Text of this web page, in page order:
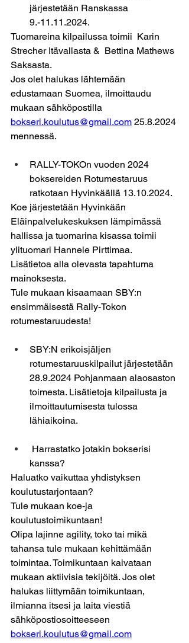
järjestetään Ranskassa
9.-11.11.2024.
Tuomareina kilpailussa toimii  Karin
Strecher Itävallasta &  Bettina Mathews
Saksasta.
Jos olet halukas lähtemään
edustamaan Suomea, ilmoittaudu
mukaan sähköpostilla
bokseri.koulutus@gmail.com 25.8.2024
mennessä.
RALLY-TOKOn vuoden 2024
boksereiden Rotumestaruus
ratkotaan Hyvinkäällä 13.10.2024.
Koe järjestetään Hyvinkään
Eläinpalvelukeskuksen lämpimässä
hallissa ja tuomarina kisassa toimii
ylituomari Hannele Pirttimaa.
Lisätietoa alla olevasta tapahtuma
mainoksesta.
Tule mukaan kisaamaan SBY:n
ensimmäisestä Rally-Tokon
rotumestaruudesta!
SBY:N erikoisjäljen
rotumestaruuskilpailut järjestetään
28.9.2024 Pohjanmaan alaosaston
toimesta. Lisätietoja kilpailusta ja
ilmoittautumisesta tulossa
lähiaikoina.
Harrastatko jotakin bokserisi
kanssa?
Haluatko vaikuttaa yhdistyksen
koulutustarjontaan?
Tule mukaan koe-ja
koulutustoimikuntaan!
Olipa lajinne agility, toko tai mikä
tahansa tule mukaan kehittämään
toimintaa. Toimikuntaan kaivataan
mukaan aktiivisia tekijöitä. Jos olet
halukas liittymään toimikuntaan,
ilmianna itsesi ja laita viestiä
sähköpostiosoitteeseen
bokseri.koulutus@gmail.com